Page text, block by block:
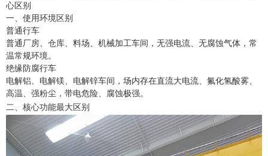
心区别
一、使用环境区别
普通行车
普通厂房、仓库、料场、机械加工车间，无强电流、无腐蚀气体，常
温常规环境。
绝缘防腐行车
电解铝、电解镁、电解锌车间，场内存在直流大电流、氟化氢酸雾、
高温、强粉尘，带电危险、腐蚀极强。
二、核心功能最大区别